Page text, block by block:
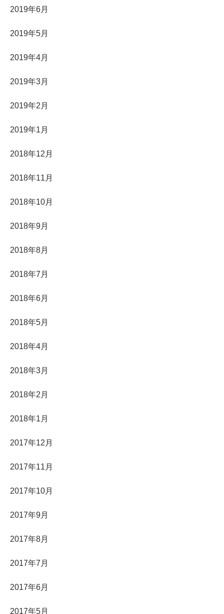
2019年6月
2019年5月
2019年4月
2019年3月
2019年2月
2019年1月
2018年12月
2018年11月
2018年10月
2018年9月
2018年8月
2018年7月
2018年6月
2018年5月
2018年4月
2018年3月
2018年2月
2018年1月
2017年12月
2017年11月
2017年10月
2017年9月
2017年8月
2017年7月
2017年6月
2017年5月